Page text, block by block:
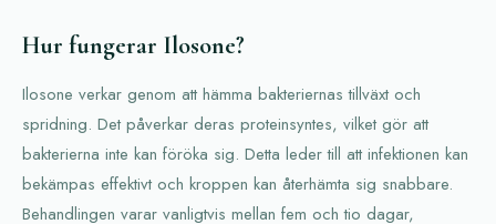
Hur fungerar Ilosone?
Ilosone verkar genom att hämma bakteriernas tillväxt och
spridning. Det påverkar deras proteinsyntes, vilket gör att
bakterierna inte kan föröka sig. Detta leder till att infektionen kan
bekämpas effektivt och kroppen kan återhämta sig snabbare.
Behandlingen varar vanligtvis mellan fem och tio dagar,